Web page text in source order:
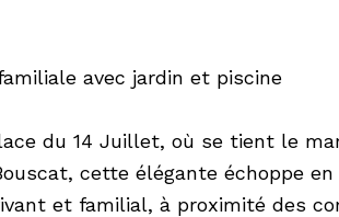
avec jardin et piscine
du 14 Juillet, où se tient le
cette élégante échoppe
et familial, à proximité des